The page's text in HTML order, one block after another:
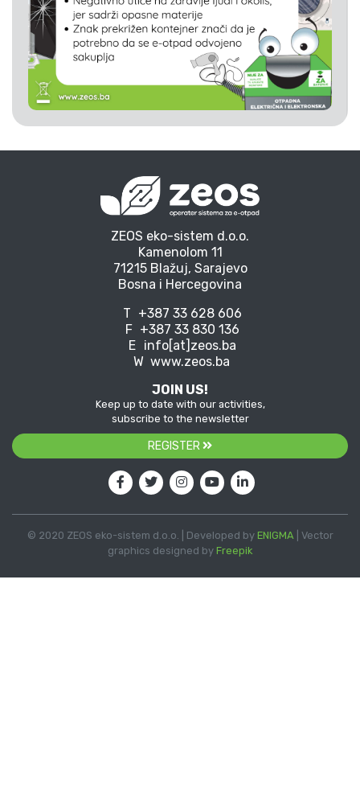
ZEOS eko-sistem d.o.o.
Kamenolom 11
71215 Blažuj, Sarajevo
Bosna i Hercegovina
T +387 33 628 606
F +387 33 830 136
E info[at]zeos.ba
W www.zeos.ba
JOIN US!
Keep up to date with our activities,
subscribe to the newsletter
REGISTER
© 2020 ZEOS eko-sistem d.o.o. | Developed by ENIGMA| Vector
graphics designed by Freepik